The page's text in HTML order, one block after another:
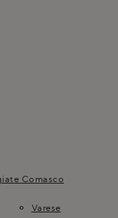
Comasco
Varese